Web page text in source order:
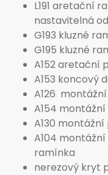
L191 aretační
nastavitelná
G193 kluzné
G195 kluzné
A152 aretační
A153 koncový
A126
A154
A130
A104
ramínka
nerezový kryt